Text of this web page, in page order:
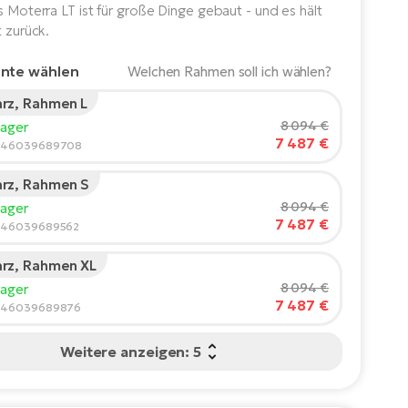
Moterra LT ist für große Dinge gebaut - und es hält
zurück.
wählen Welchen Rahmen soll ich wählen?
des Fahrers:
210
Größe
Werte sind nur Richtwerte.
Rahmen L
8 094 €
7 487 €
Rahmen S
8 094 €
7 487 €
Rahmen XL
8 094 €
7 487 €
Weitere anzeigen: 5